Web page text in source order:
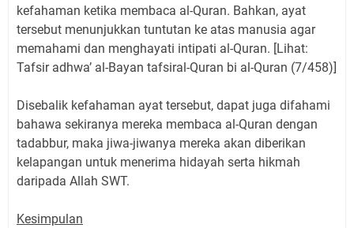
kefahaman ketika membaca al-Quran. Bahkan, ayat
tersebut menunjukkan tuntutan ke atas manusia agar
memahami dan menghayati intipati al-Quran. [Lihat:
Tafsir adhwa’ al-Bayan tafsiral-Quran bi al-Quran (7/458)]
Disebalik kefahaman ayat tersebut, dapat juga difahami
bahawa sekiranya mereka membaca al-Quran dengan
tadabbur, maka jiwa-jiwanya mereka akan diberikan
kelapangan untuk menerima hidayah serta hikmah
daripada Allah SWT.
Kesimpulan